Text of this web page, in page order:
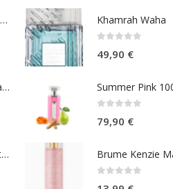
Khair Pistachio - Paris Corner
Khair Fusion Litchi - Paris Corner
Fixateur Sugar - Secret Musc 30ml
Khamrah Waha
49,90 €
79,90 €